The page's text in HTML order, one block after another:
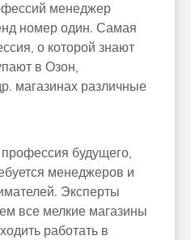
менеджер
номер один. Самая
о которой знают
в Озон,
магазинах различные
будущего,
менеджеров и
Эксперты
все мелкие магазины
работать в